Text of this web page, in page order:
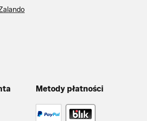
Metody płatności